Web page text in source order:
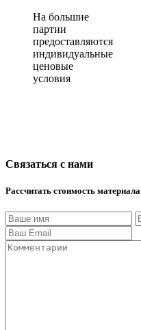
На большие
партии
предоставляются
индивидуальные
ценовые
условия
Связаться с нами
Рассчитать стоимость материала